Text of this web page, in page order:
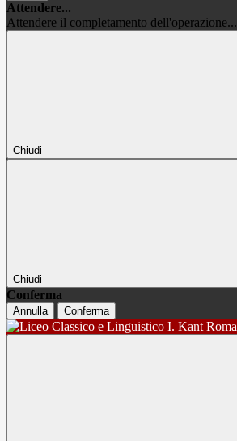
Attendere...
Attendere il completamento dell'operazione...
Chiudi
Chiudi
Conferma
Annulla Conferma